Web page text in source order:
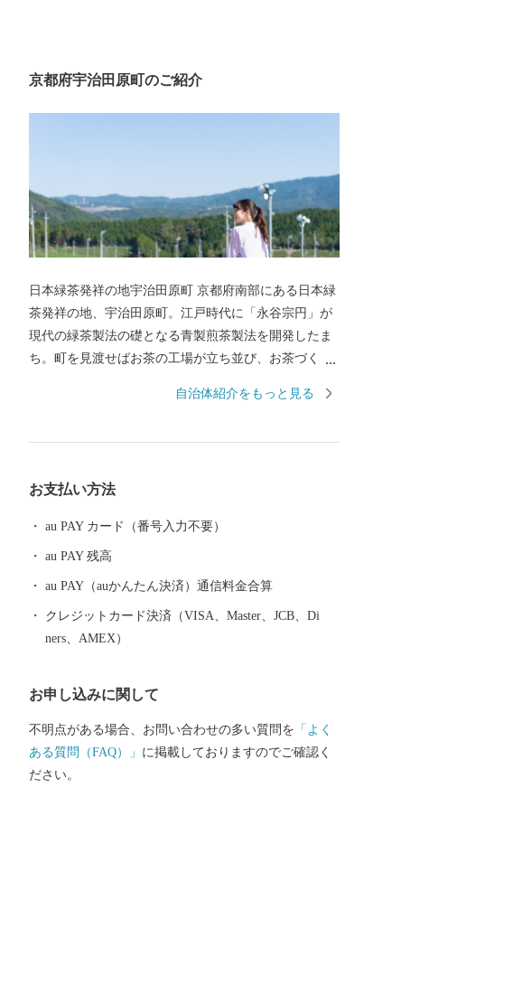
京都府宇治田原町のご紹介
日本緑茶発祥の地宇治田原町 京都府南部にある日本緑
茶発祥の地、宇治田原町。江戸時代に「永谷宗円」が
現代の緑茶製法の礎となる青製煎茶製法を開発したま
ち。町を見渡せばお茶の工場が立ち並び、お茶づくり
んのお茶の産地では、どんな種類のお茶も手に入
原町ふるさと特産品でお楽しみください。 心やすらぐ
ぬくもりのある「ハートのまち」宇治田原町 町の形
くりをすすめています。宇治田原町にはおおらかで暖
かい空気感、豊かな自然がもたらす小さな幸せ（ハー
ト）があふれています。ハート形の展望台やお寺のハ
自治体紹介をもっと見る
お支払い方法
au PAY カード（番号入力不要）
au PAY 残高
au PAY（auかんたん決済）通信料金合算
クレジットカード決済（VISA、Master、JCB、Di
ners、AMEX）
お申し込みに関して
不明点がある場合、お問い合わせの多い質問を 「よく
ある質問（FAQ）」 に掲載しておりますのでご確認く
ださい。